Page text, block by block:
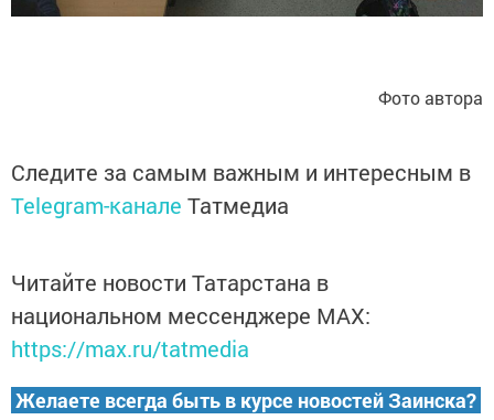
Фото автора
Следите за самым важным и интересным в
Telegram-канале Татмедиа
Читайте новости Татарстана в
национальном мессенджере MАХ:
https://max.ru/tatmedia
Желаете всегда быть в курсе новостей Заинска?